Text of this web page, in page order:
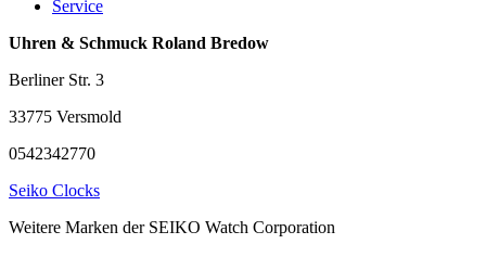
Service
Uhren & Schmuck Roland Bredow
Berliner Str. 3
33775 Versmold
0542342770
Seiko Clocks
Weitere Marken der SEIKO Watch Corporation